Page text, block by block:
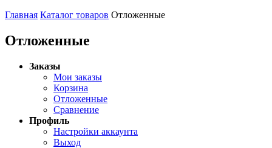
Главная Каталог товаров Отложенные
Отложенные
Заказы
Мои заказы
Корзина
Отложенные
Сравнение
Профиль
Настройки аккаунта
Выход